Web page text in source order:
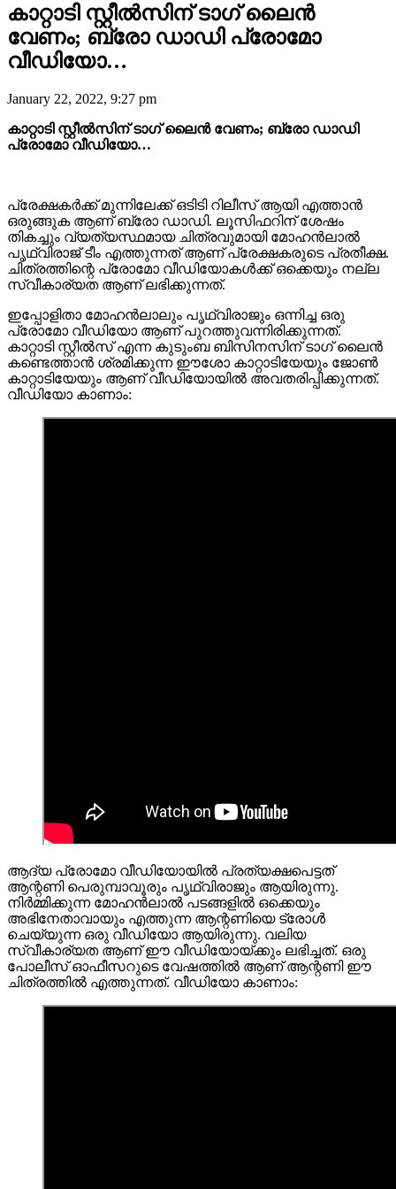
കാറ്റാടി സ്റ്റീൽസിന് ടാഗ് ലൈൻ
വേണം; ബ്രോ ഡാഡി പ്രോമോ
വീഡിയോ…
January 22, 2022, 9:27 pm
കാറ്റാടി സ്റ്റീൽസിന് ടാഗ് ലൈൻ വേണം; ബ്രോ ഡാഡി
പ്രോമോ വീഡിയോ…
പ്രേക്ഷകർക്ക് മുന്നിലേക്ക് ഒടിടി റിലീസ് ആയി എത്താൻ
ഒരുങ്ങുക ആണ് ബ്രോ ഡാഡി. ലൂസിഫറിന് ശേഷം
തികച്ചും വ്യത്യസ്ഥമായ ചിത്രവുമായി മോഹൻലാൽ
പൃഥ്വിരാജ് ടീം എത്തുന്നത് ആണ് പ്രേക്ഷകരുടെ പ്രതീക്ഷ.
ചിത്രത്തിന്റെ പ്രോമോ വീഡിയോകൾക്ക് ഒക്കെയും നല്ല
സ്വീകാര്യത ആണ് ലഭിക്കുന്നത്.
ഇപ്പോളിതാ മോഹൻലാലും പൃഥ്വിരാജും ഒന്നിച്ച ഒരു
പ്രോമോ വീഡിയോ ആണ് പുറത്തുവന്നിരിക്കുന്നത്.
കാറ്റാടി സ്റ്റീൽസ് എന്ന കുടുംബ ബിസിനസിന് ടാഗ് ലൈൻ
കണ്ടെത്താൻ ശ്രമിക്കുന്ന ഈശോ കാറ്റാടിയേയും ജോൺ
കാറ്റാടിയേയും ആണ് വീഡിയോയിൽ അവതരിപ്പിക്കുന്നത്.
വീഡിയോ കാണാം:
ആദ്യ പ്രോമോ വീഡിയോയിൽ പ്രത്യക്ഷപെട്ടത്
ആന്റണി പെരുമ്പാവൂരും പൃഥ്വിരാജും ആയിരുന്നു.
നിർമ്മിക്കുന്ന മോഹൻലാൽ പടങ്ങളിൽ ഒക്കെയും
അഭിനേതാവായും എത്തുന്ന ആന്റണിയെ ട്രോൾ
ചെയ്യുന്ന ഒരു വീഡിയോ ആയിരുന്നു. വലിയ
സ്വീകാര്യത ആണ് ഈ വീഡിയോയ്ക്കും ലഭിച്ചത്. ഒരു
പോലീസ് ഓഫീസറുടെ വേഷത്തിൽ ആണ് ആന്റണി ഈ
ചിത്രത്തിൽ എത്തുന്നത്. വീഡിയോ കാണാം: